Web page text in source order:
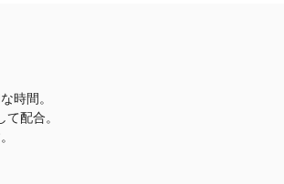
時間。
配合。